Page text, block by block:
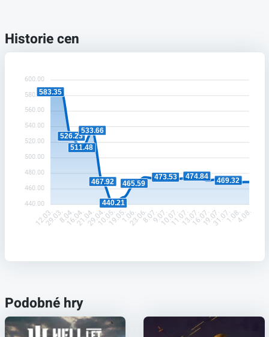
Historie cen
600.00
580.00
560.00
540.00
520.00
500.00
480.00
460.00
440.00
583.35
526.23
511.48
533.66
467.92
440.21
465.59
473.53 474.84
469.32
12.03.29.03.8.04.
16.04.21.04.29.04.10.05.19.05.1.06.
23.06.8.07.9.07.
10.07.11.07.13.07.16.07.19.07.31.07.1.08.4.08.
Podobné hry